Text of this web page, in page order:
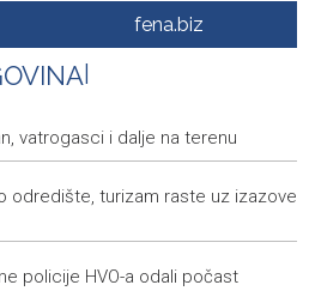
ljetno odredište, turizam raste uz
8. 2026. godine (nedjelja)
Lovrić djecu kroz ilustracije uvodi
zbrinute 24 ozlijeđene osobe,
lađa se natječe 31 ekipa
fena.biz
vatrogasci i dalje na terenu
odredište, turizam raste uz izazove
policije HVO-a odali počast